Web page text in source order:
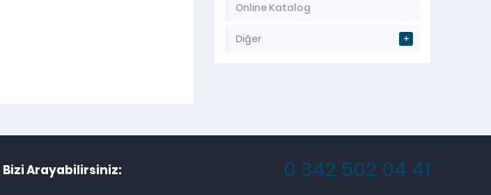
Online Katalog
Diğer
Bizi Arayabilirsiniz: 0 342 502 04 41